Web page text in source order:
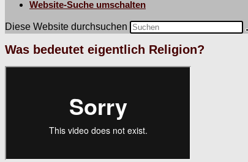
Website-Suche umschalten
Diese Website durchsuchen
Was bedeutet eigentlich Religion?